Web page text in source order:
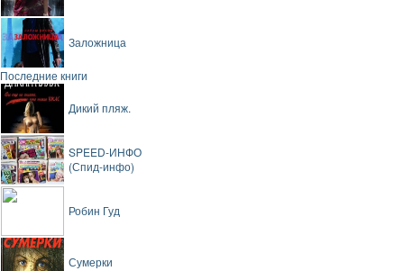
Заложница
Последние книги
Дикий пляж.
SPEED-ИНФО
(Спид-инфо)
Робин Гуд
Сумерки